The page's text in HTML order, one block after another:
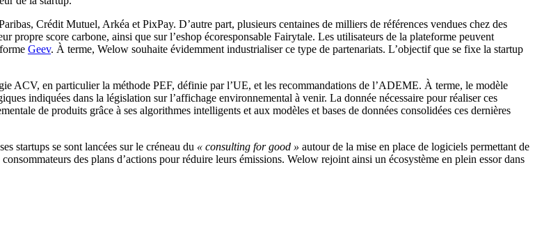
Crédit Mutuel, Arkéa et PixPay. D’autre part, plusieurs centaines de milliers de références vendues chez des
propre score carbone, ainsi que sur l’eshop écoresponsable Fairytale. Les utilisateurs de la plateforme peuvent
Geev. À terme, Welow souhaite évidemment industrialiser ce type de partenariats. L’objectif que se fixe la startup
ACV, en particulier la méthode PEF, définie par l’UE, et les recommandations de l’ADEME. À terme, le modèle
indiquées dans la législation sur l’affichage environnemental à venir. La donnée nécessaire pour réaliser ces
de produits grâce à ses algorithmes intelligents et aux modèles et bases de données consolidées ces dernières
startups se sont lancées sur le créneau du « consulting for good » autour de la mise en place de logiciels permettant de
des plans d’actions pour réduire leurs émissions. Welow rejoint ainsi un écosystème en plein essor dans